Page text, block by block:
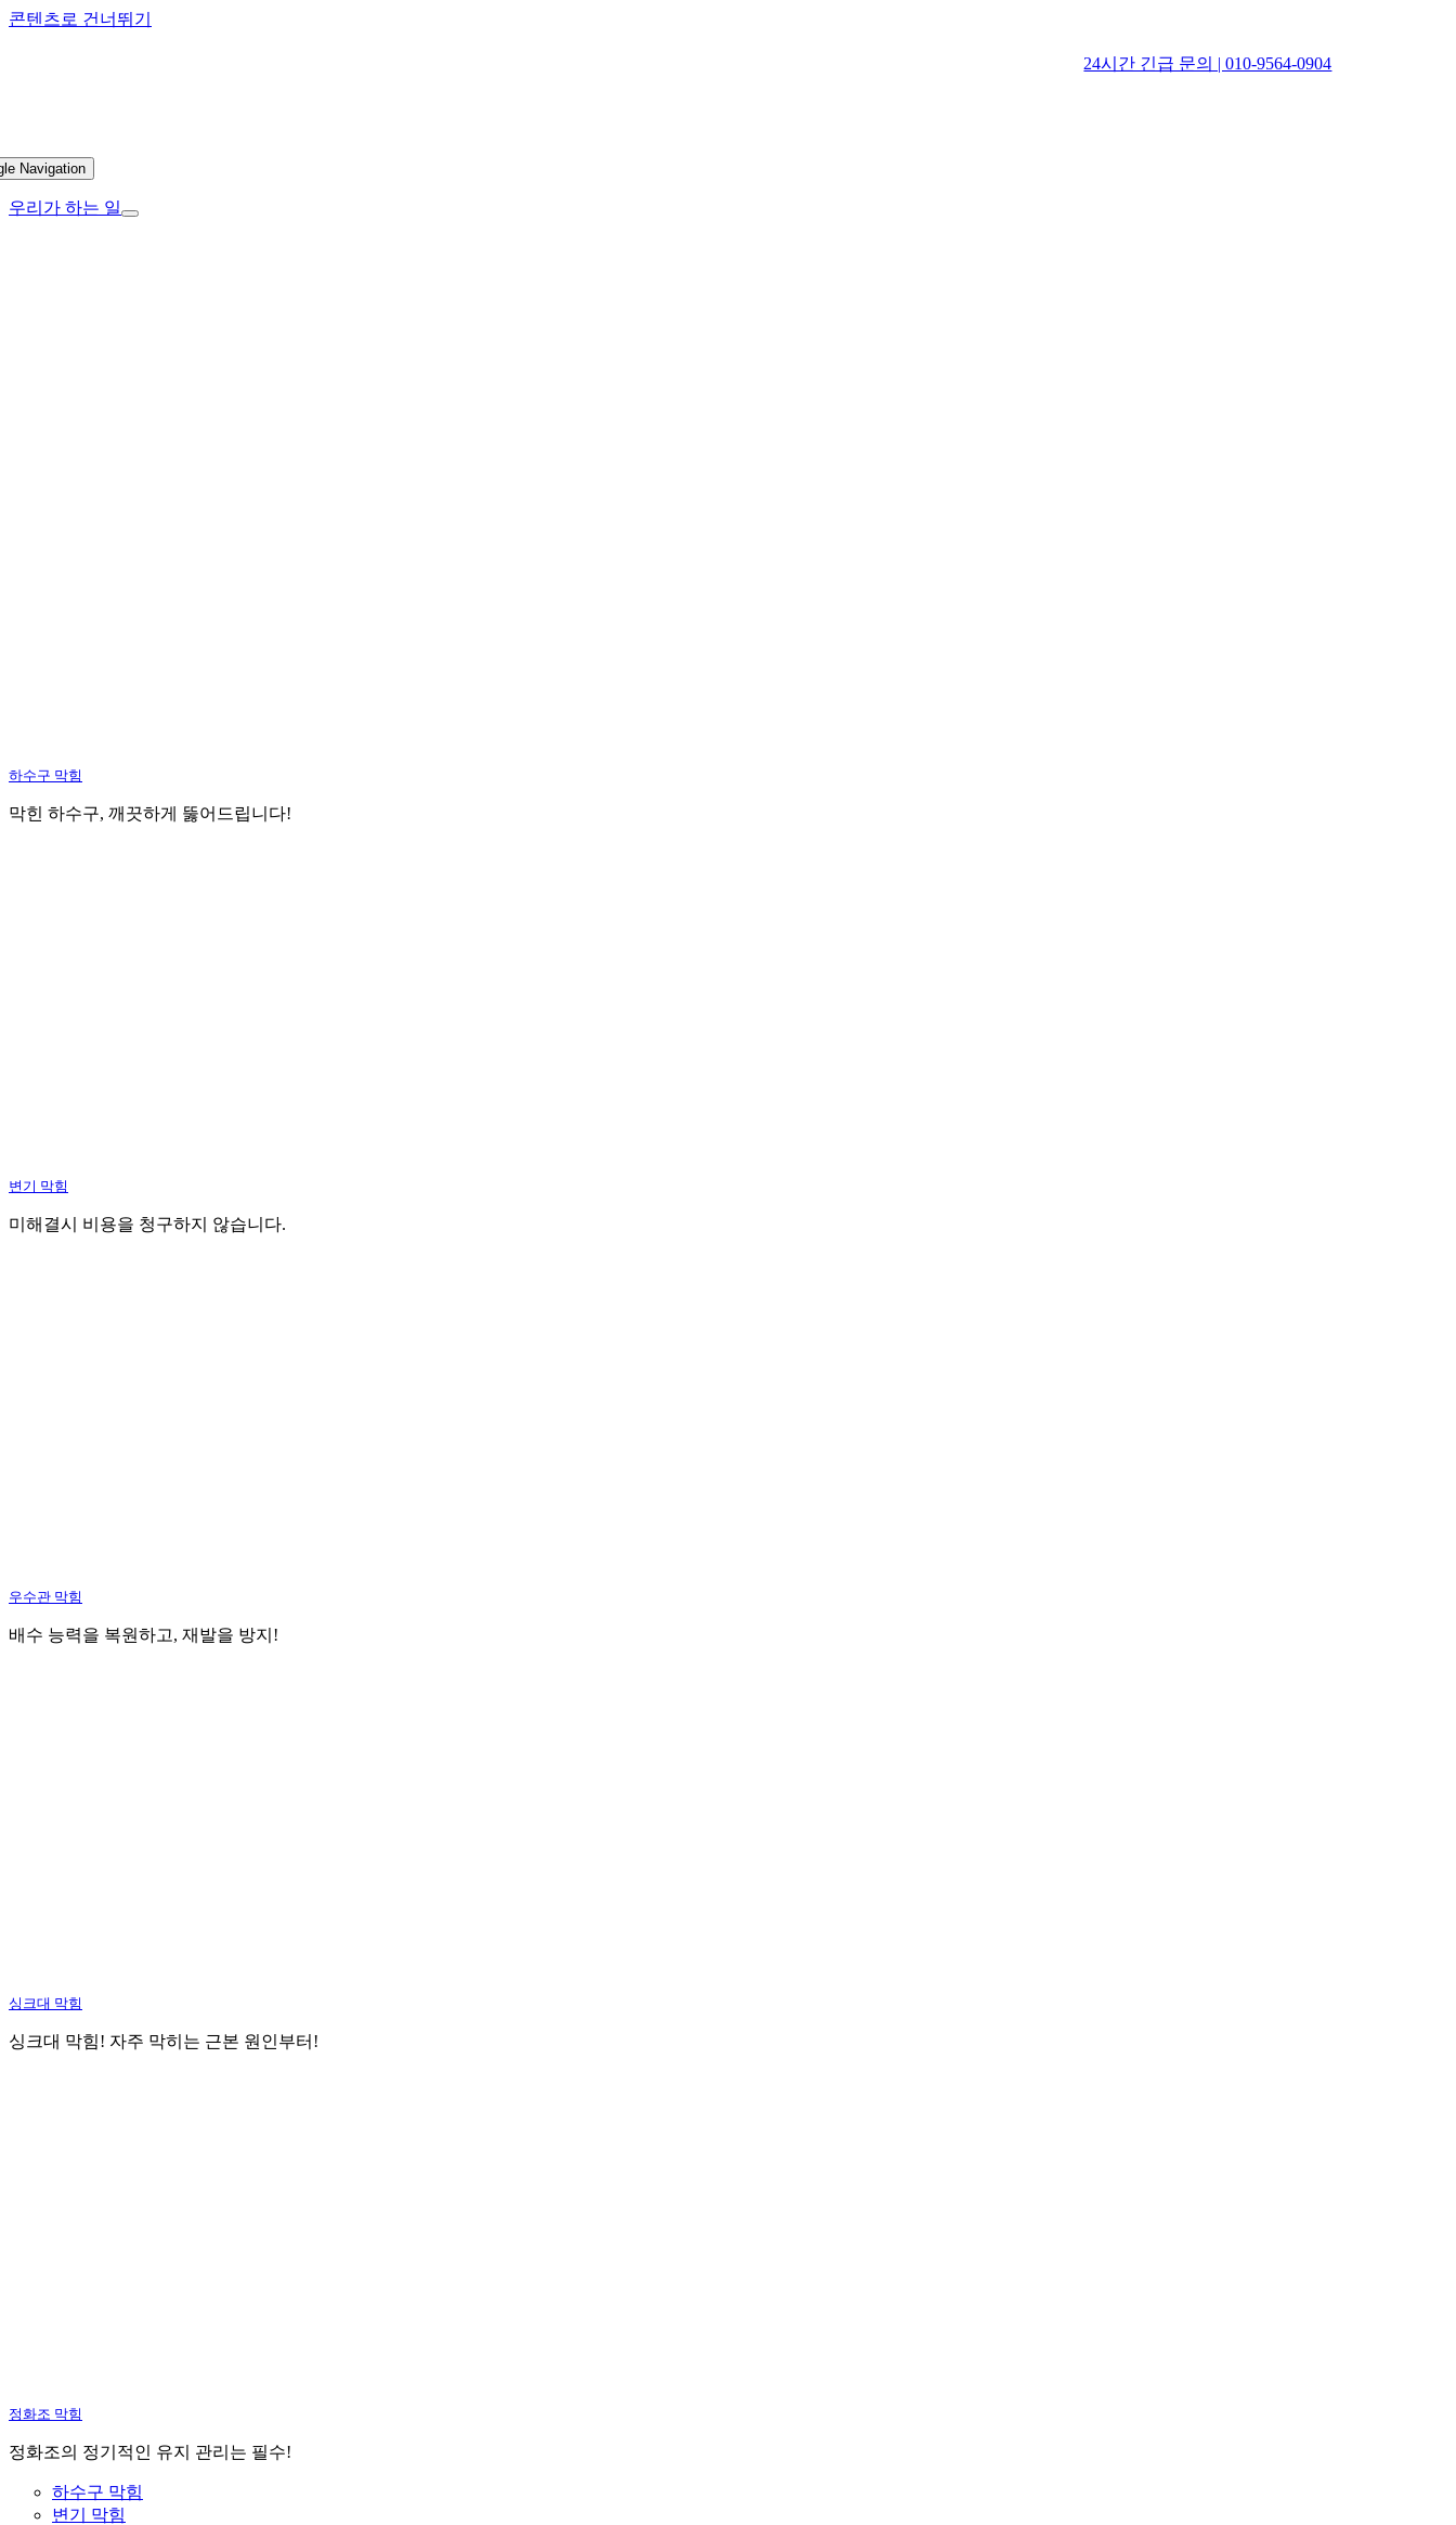
콘텐츠로 건너뛰기
24시간 긴급 문의 | 010-9564-0904
Navigation
우리가 하는 일
하수구 막힘
막힌 하수구, 깨끗하게 뚫어드립니다!
변기 막힘
미해결시 비용을 청구하지 않습니다.
우수관 막힘
배수 능력을 복원하고, 재발을 방지!
싱크대 막힘
싱크대 막힘! 자주 막히는 근본 원인부터!
정화조 막힘
정화조의 정기적인 유지 관리는 필수!
하수구 막힘
변기 막힘